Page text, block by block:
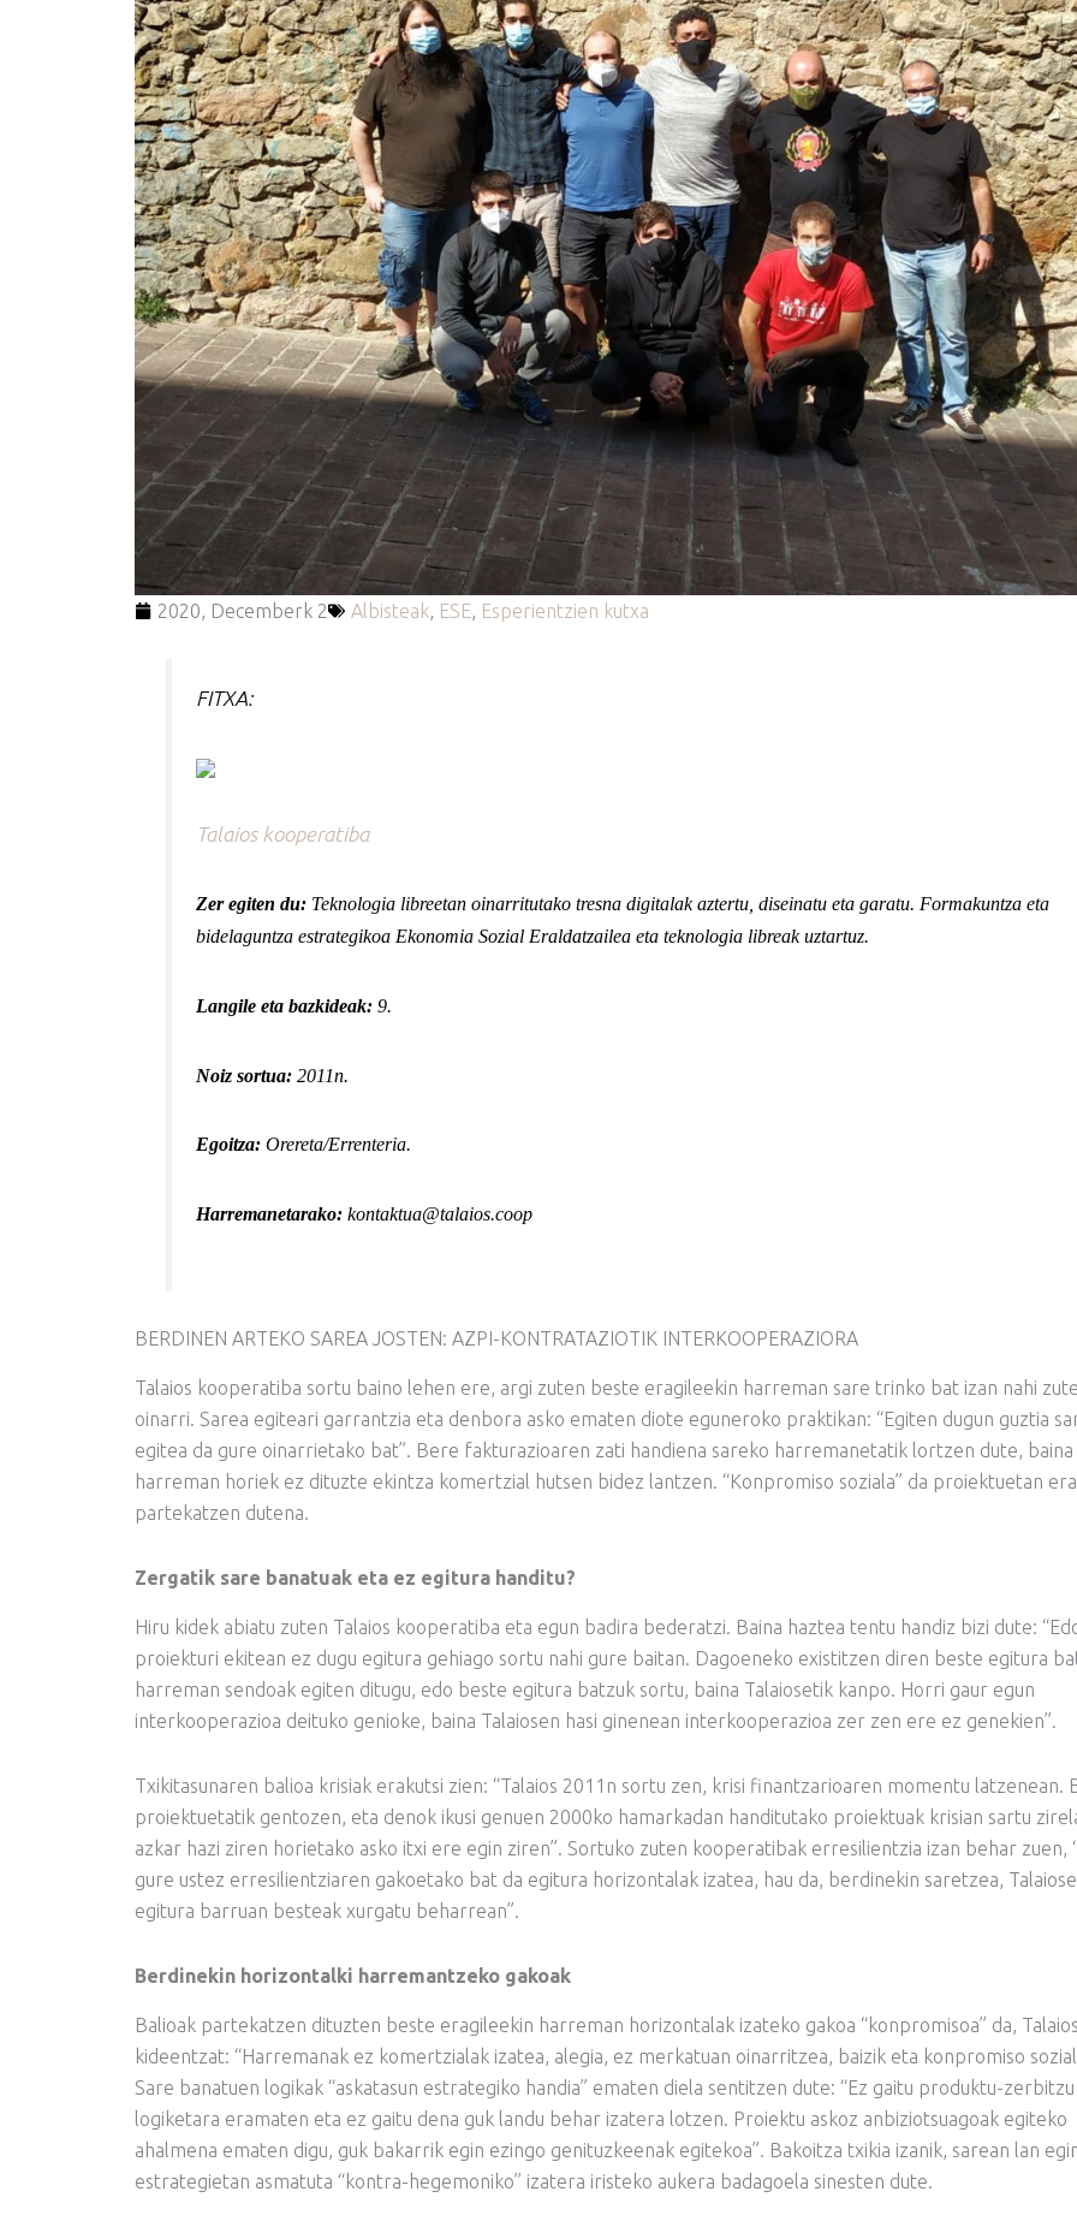
2020, Decemberk 2 Albisteak, ESE, Esperientzien kutxa
FITXA:
Talaios kooperatiba
Zer egiten du: Teknologia libreetan oinarritutako tresna digitalak aztertu, diseinatu eta garatu. Formakuntza eta
bidelaguntza estrategikoa Ekonomia Sozial Eraldatzailea eta teknologia libreak uztartuz.
Langile eta bazkideak:9.
Noiz sortua: 2011n.
Egoitza:Orereta/Errenteria.
Harremanetarako: kontaktua@talaios.coop
BERDINEN ARTEKO SAREA JOSTEN: AZPI-KONTRATAZIOTIK INTERKOOPERAZIORA
Talaios kooperatiba sortu baino lehen ere, argi zuten beste eragileekin harreman sare trinko bat izan nahi
oinarri. Sarea egiteari garrantzia eta denbora asko ematen diote eguneroko praktikan: “Egiten dugun guztia
egitea da gure oinarrietako bat”. Bere fakturazioaren zati handiena sareko harremanetatik lortzen dute, baina
harreman horiek ez dituzte ekintza komertzial hutsen bidez lantzen. “Konpromiso soziala” da proiektuetan
partekatzen dutena.
Zergatik sare banatuak eta ez egitura handitu?
Hiru kidek abiatu zuten Talaios kooperatiba eta egun badira bederatzi. Baina haztea tentu handiz bizi dute:
proiekturi ekitean ez dugu egitura gehiago sortu nahi gure baitan. Dagoeneko existitzen diren beste egitura
harreman sendoak egiten ditugu, edo beste egitura batzuk sortu, baina Talaiosetik kanpo. Horri gaur egun
interkooperazioa deituko genioke, baina Talaiosen hasi ginenean interkooperazioa zer zen ere ez genekien”.
Txikitasunaren balioa krisiak erakutsi zien: “Talaios 2011n sortu zen, krisi finantzarioaren momentu latzenean.
proiektuetatik gentozen, eta denok ikusi genuen 2000ko hamarkadan handitutako proiektuak krisian sartu
azkar hazi ziren horietako asko itxi ere egin ziren”. Sortuko zuten kooperatibak erresilientzia izan behar zuen,
gure ustez erresilientziaren gakoetako bat da egitura horizontalak izatea, hau da, berdinekin saretzea,
egitura barruan besteak xurgatu beharrean”.
Berdinekin horizontalki harremantzeko gakoak
Balioak partekatzen dituzten beste eragileekin harreman horizontalak izateko gakoa “konpromisoa” da,
kideentzat: “Harremanak ez komertzialak izatea, alegia, ez merkatuan oinarritzea, baizik eta konpromiso
Sare banatuen logikak “askatasun estrategiko handia” ematen diela sentitzen dute: “Ez gaitu produktu-zerbitzu
logiketara eramaten eta ez gaitu dena guk landu behar izatera lotzen. Proiektu askoz anbiziotsuagoak egiteko
ahalmena ematen digu, guk bakarrik egin ezingo genituzkeenak egitekoa”. Bakoitza txikia izanik, sarean lan
estrategietan asmatuta “kontra-hegemoniko” izatera iristeko aukera badagoela sinesten dute.